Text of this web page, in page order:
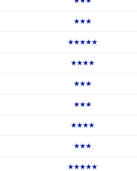
★★★
★★★★★
★★★★
★★★
★★★
★★★★
★★★
★★★★★